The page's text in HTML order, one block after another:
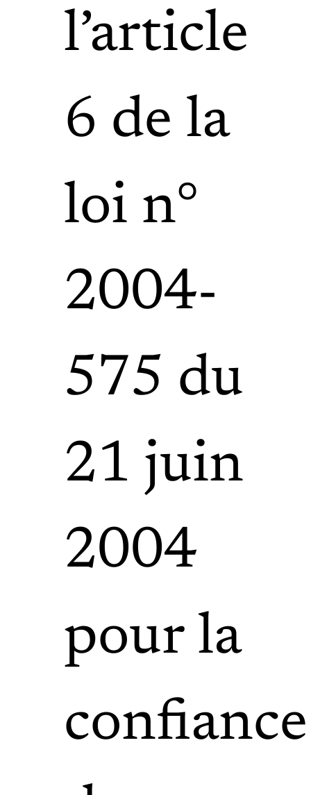
l’article
6 de la
loi n°
2004-
575 du
21 juin
2004
pour la
confiance